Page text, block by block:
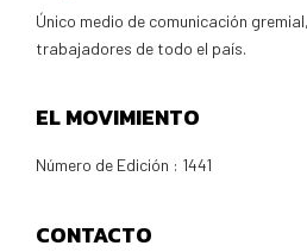
Único medio de comunicación
trabajadores de todo el país.
EL MOVIMIENTO
Número de Edición : 1441
CONTACTO